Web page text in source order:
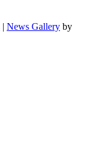
| News Gallery by